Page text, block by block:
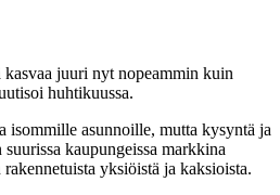
kasvaa juuri nyt nopeammin kuin
huhtikuussa.
isommille asunnoille, mutta kysyntä ja
kaupungeissa markkina
yksiöistä ja kaksioista.